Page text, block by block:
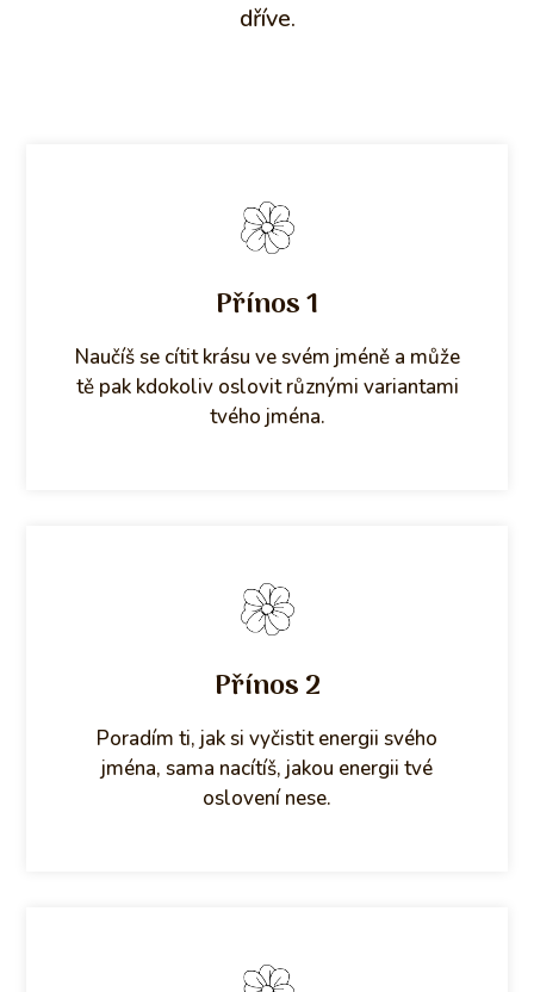
dříve.
Přínos 1
Naučíš se cítit krásu ve svém jméně a může
tě pak kdokoliv oslovit různými variantami
tvého jména.
Přínos 2
Poradím ti, jak si vyčistit energii svého
jména, sama nacítíš, jakou energii tvé
oslovení nese.